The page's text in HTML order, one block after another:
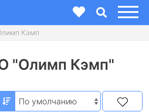
Кэмп
"Олимп Кэмп"